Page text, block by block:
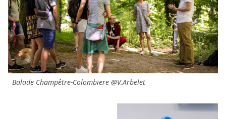
Balade Champêtre-Colombiere @V.Arbelet